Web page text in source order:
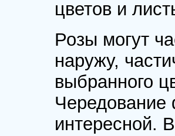
цветов и
Розы могут
наружу,
выбранного
Чередование
интересной.